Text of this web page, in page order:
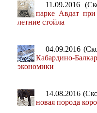
11.09.2016
парке Авдат
летние стойла
04.09.2016
Кабардино-
экономики
14.08.2016
новая порода